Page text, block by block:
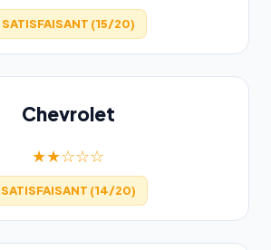
SATISFAISANT (15/20)
Chevrolet
★★☆☆☆
SATISFAISANT (14/20)